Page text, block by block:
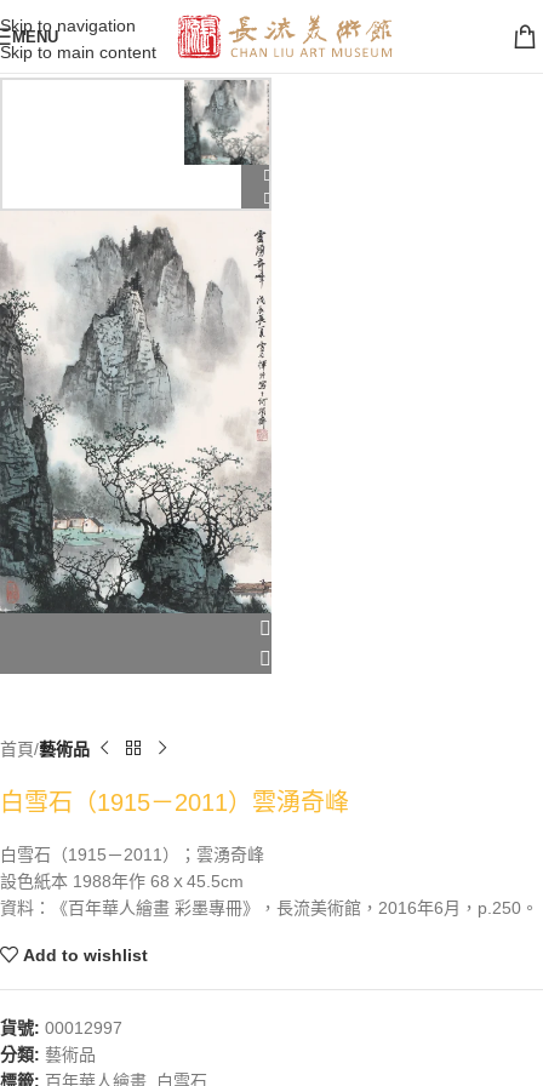
Skip to navigation
Skip to main content
MENU
首頁 藝術品
白雪石（1915－2011）雲湧奇峰
白雪石（1915－2011）；雲湧奇峰
設色紙本 1988年作 68ｘ45.5cm
資料：《百年華人繪畫 彩墨專冊》，長流美術館，2016年6月，p.250。
Add to wishlist
貨號: 00012997
分類: 藝術品
標籤: 百年華人繪畫 白雪石